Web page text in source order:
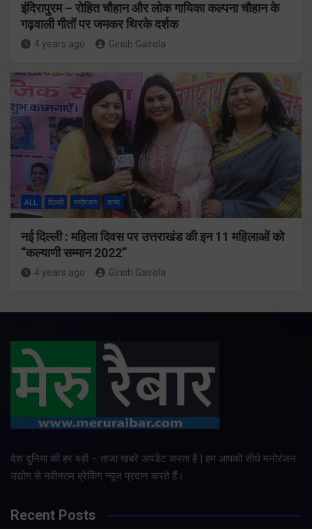
इंदिरापुरम – रोहित चौहान और लोक गायिका कल्पना चौहान के
गढ़वाली गीतों पर जमकर थिरके दर्शक
4 years ago Girish Gairola
ALL दिल्ली मनोरंजन राज्य
नई दिल्ली : महिला दिवस पर उत्तराखंड की इन 11 महिलाओं को
“कल्याणी सम्मान 2022”
4 years ago Girish Gairola
देश दुनिया की हर बड़ी – ताजा खबरे अपडेट करता है | हम आपको सीधे मनोरंजन
उद्योग से नवीनतम ब्रेकिंग न्यूज प्रदान करते हैं।
Recent Posts